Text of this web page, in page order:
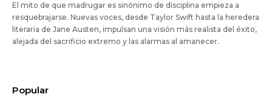
El mito de que madrugar es sinónimo de disciplina empieza a
resquebrajarse. Nuevas voces, desde Taylor Swift hasta la heredera
literaria de Jane Austen, impulsan una visión más realista del éxito,
alejada del sacrificio extremo y las alarmas al amanecer.
Popular